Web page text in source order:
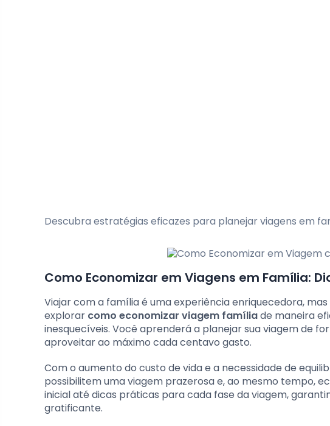
Descubra estratégias eficazes para planejar viagens em
Como Economizar em Viagens em Família:
Viajar com a família é uma experiência enriquecedora,
explorar como economizar viagem famíliade maneira
inesquecíveis. Você aprenderá a planejar sua viagem de
aproveitar ao máximo cada centavo gasto.
Com o aumento do custo de vida e a necessidade de
possibilitem uma viagem prazerosa e, ao mesmo tempo,
inicial até dicas práticas para cada fase da viagem,
gratificante.